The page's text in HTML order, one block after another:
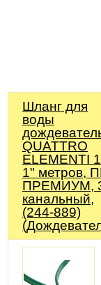
Шланг для
воды
QUATTRO
ELEMENTI
1" метров,
ПРЕМИУМ,
канальный,
(244-889)